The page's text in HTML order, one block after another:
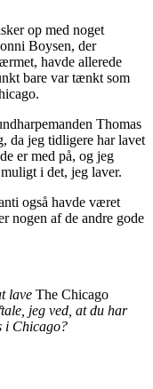
op med noget
Boysen, der
havde allerede
bare var tænkt som
Thomas
da jeg tidligere har lavet
er med på, og jeg
i det, jeg laver.
også havde været
nogen af de andre gode
lave The Chicago
jeg ved, at du har
i Chicago?